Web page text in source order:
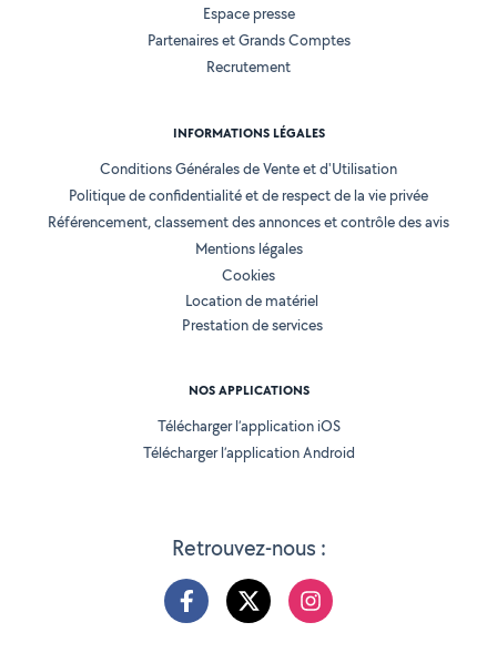
Retrouvez-nous :
Espace presse
Partenaires et Grands Comptes
Recrutement
INFORMATIONS LÉGALES
Conditions Générales de Vente et d'Utilisation
Politique de confidentialité et de respect de la vie privée
Référencement, classement des annonces et contrôle des avis
Mentions légales
Cookies
Location de matériel
Prestation de services
NOS APPLICATIONS
Télécharger l’application iOS
Télécharger l’application Android